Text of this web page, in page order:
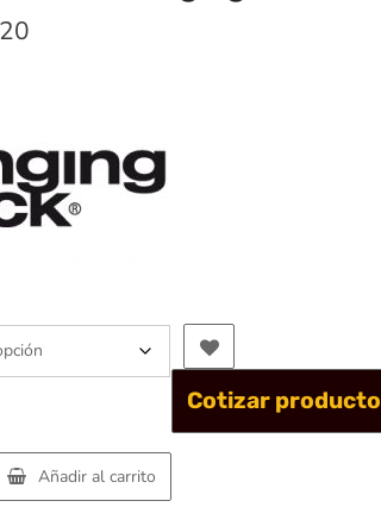
Rango
$7.520
hasta
Añadir al carrito
Cotizar producto